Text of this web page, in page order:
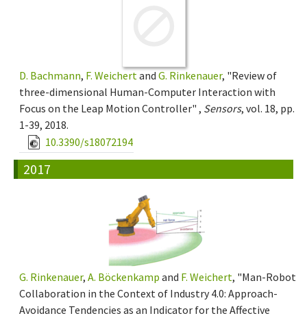
D. Bachmann, F. Weichertand G. Rinkenauer, "Review of
three-dimensional Human-Computer Interaction with
Focus on the Leap Motion Controller" , Sensors, vol. 18, pp.
1-39, 2018.
10.3390/s18072194
2017
G. Rinkenauer, A. Böckenkamp and F. Weichert, "Man-Robot
Collaboration in the Context of Industry 4.0: Approach-
Avoidance Tendencies as an Indicator for the Affective